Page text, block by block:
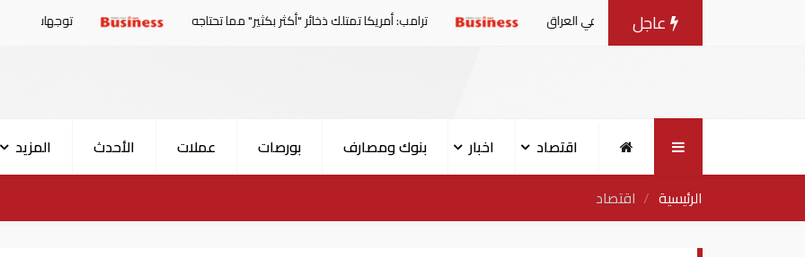
عاجل
الإيرانية في العراق ترامب: أمريكا تمتلك ذخائر "أكثر بكثير" مما تحتاجه توجهات جديدة للولايات المتحدة.. منح 354.6 مليون دولار مساعدات إلى
اقتصاد اخبار بنوك ومصارف بورصات عملات الأحدث المزيد
الرئيسية
اقتصاد